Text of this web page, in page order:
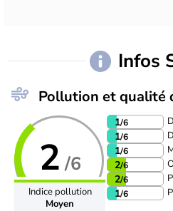
Infos
Pollution et qualité
2 /6
Indice pollution
Moyen
1/6
1/6
1/6
2/6
2/6
1/6